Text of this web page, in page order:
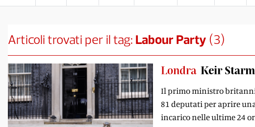
Articoli trovati per il tag: Labour Party (3)
Londra Keir
Il primo ministro
81 deputati per aprire
incarico nelle ultime 24